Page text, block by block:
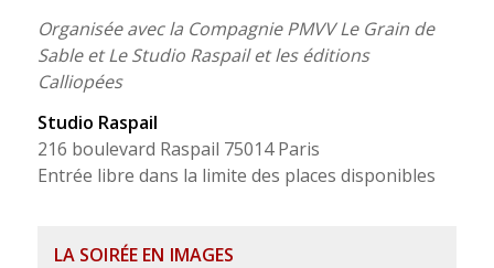
Organisée avec la Compagnie PMVV Le Grain de
Sable et Le Studio Raspail et les éditions
Calliopées
Studio Raspail
216 boulevard Raspail 75014 Paris
Entrée libre dans la limite des places disponibles
LA SOIRÉE EN IMAGES